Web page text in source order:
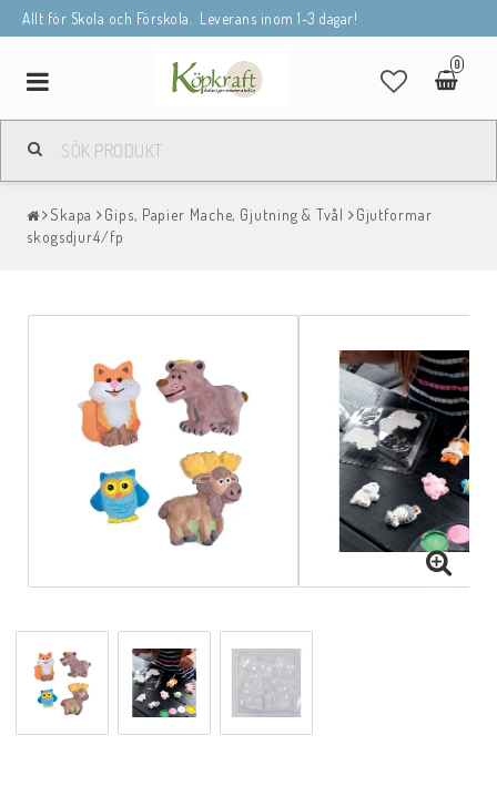
Allt för Skola och Förskola. Leverans inom 1-3 dagar!
0
Toggle
navigation
Skapa Gips, Papier Mache, Gjutning & Tvål
Gjutformar
skogsdjur4/fp